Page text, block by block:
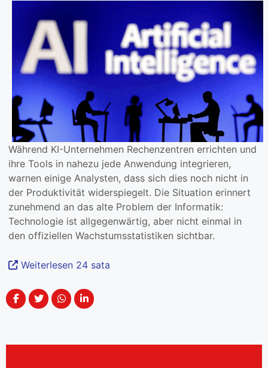
Während KI-Unternehmen Rechenzentren errichten und
ihre Tools in nahezu jede Anwendung integrieren,
warnen einige Analysten, dass sich dies noch nicht in
der Produktivität widerspiegelt. Die Situation erinnert
zunehmend an das alte Problem der Informatik:
Technologie ist allgegenwärtig, aber nicht einmal in
den offiziellen Wachstumsstatistiken sichtbar.
Weiterlesen 24 sata